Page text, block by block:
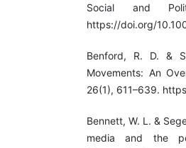
Social and
https://doi.org/
Benford, R. D. &
Movements: An
26(1), 611–639.
Bennett, W. L. &
media and the